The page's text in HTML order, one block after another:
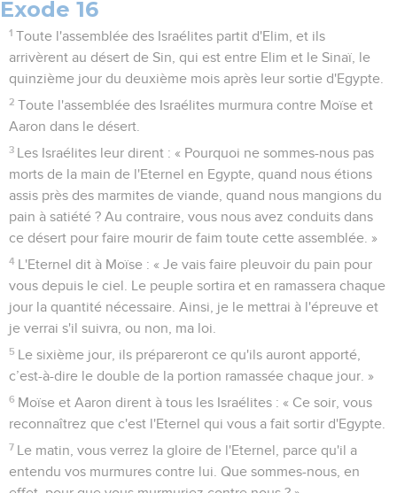
Exode 16
1 Toute l'assemblée des Israélites partit d'Elim, et ils
arrivèrent au désert de Sin, qui est entre Elim et le Sinaï, le
quinzième jour du deuxième mois après leur sortie d'Egypte.
2 Toute l'assemblée des Israélites murmura contre Moïse et
Aaron dans le désert.
3 Les Israélites leur dirent : « Pourquoi ne sommes-nous pas
morts de la main de l'Eternel en Egypte, quand nous étions
assis près des marmites de viande, quand nous mangions du
pain à satiété ? Au contraire, vous nous avez conduits dans
ce désert pour faire mourir de faim toute cette assemblée. »
4 L'Eternel dit à Moïse : « Je vais faire pleuvoir du pain pour
vous depuis le ciel. Le peuple sortira et en ramassera chaque
jour la quantité nécessaire. Ainsi, je le mettrai à l'épreuve et
je verrai s'il suivra, ou non, ma loi.
5 Le sixième jour, ils prépareront ce qu'ils auront apporté,
c’est-à-dire le double de la portion ramassée chaque jour. »
6 Moïse et Aaron dirent à tous les Israélites : « Ce soir, vous
reconnaîtrez que c'est l'Eternel qui vous a fait sortir d'Egypte.
7 Le matin, vous verrez la gloire de l'Eternel, parce qu'il a
entendu vos murmures contre lui. Que sommes-nous, en